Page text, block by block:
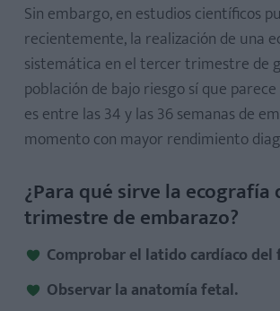
Sin embargo, en estudios científicos
recientemente, la realización de una
sistemática en el tercer trimestre de
población de bajo riesgo sí que
es entre las 34 y las 36 semanas de
momento con mayor rendimiento
¿Para qué sirve la ecografía
trimestre de embarazo?
Comprobar el latido cardíaco del
Observar la anatomía fetal.